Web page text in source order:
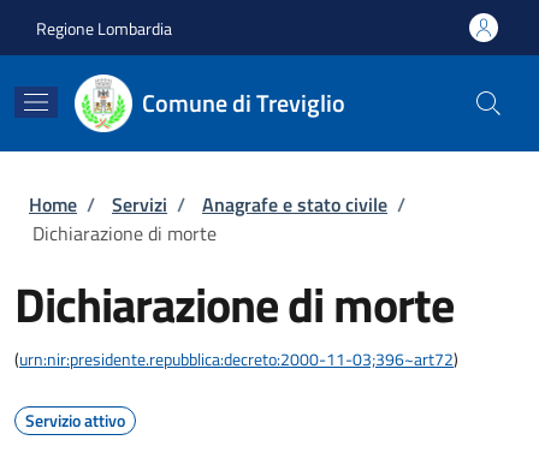
Regione Lombardia
Comune di Treviglio
Briciole di pane
Home / Servizi / Anagrafe e stato civile /
Dichiarazione di morte
Dichiarazione di morte
(urn:nir:presidente.repubblica:decreto:2000-11-03;396~art72)
Servizio attivo